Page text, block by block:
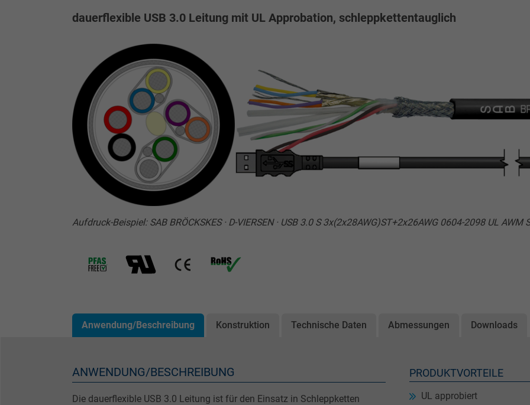
dauerflexible USB 3.0 Leitung mit UL Approbation, schleppkettentauglich
Aufdruck-Beispiel: SAB BRÖCKSKES · D-VIERSEN · USB 3.0 S 3x(2x28AWG)ST+2x26AWG 0604-2098 UL AWM
Anwendung/Beschreibung Konstruktion Technische Daten Abmessungen Downloads
ANWENDUNG/BESCHREIBUNG
Die dauerflexible USB 3.0 Leitung ist für den Einsatz in Schleppketten
PRODUKTVORTEILE
UL approbiert